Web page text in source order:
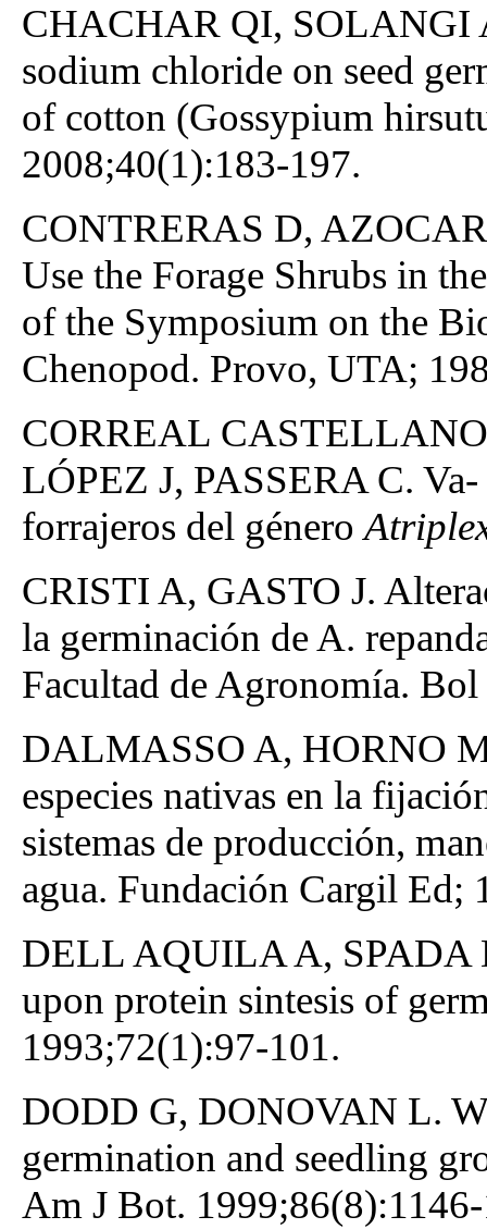
CHACHAR QI, SOLANGI
sodium chloride on seed
of cotton (Gossypium
2008;40(1):183-197.
CONTRERAS D,
Use the Forage Shrubs in
of the Symposium on the
Chenopod. Provo, UTA;
CORREAL
LÓPEZ J, PASSERA C.
forrajeros del género
CRISTI A, GASTO J.
la germinación de A.
Facultad de Agronomía.
DALMASSO A, HORNO
especies nativas en la
sistemas de producción,
agua. Fundación Cargil Ed;
DELL AQUILA A, SPADA
upon protein sintesis of
1993;72(1):97-101.
DODD G, DONOVAN L.
germination and seedling
Am J Bot.